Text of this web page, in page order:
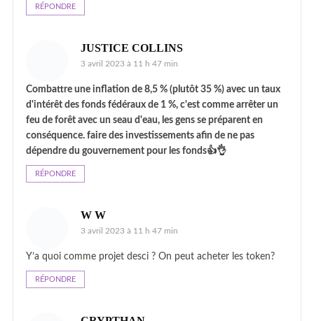
RÉPONDRE
JUSTICE COLLINS
3 avril 2023 à 11 h 47 min
Combattre une inflation de 8,5 % (plutôt 35 %) avec un taux
d'intérêt des fonds fédéraux de 1 %, c'est comme arrêter un
feu de forêt avec un seau d'eau, les gens se préparent en
conséquence. faire des investissements afin de ne pas
dépendre du gouvernement pour les fonds👍👌
RÉPONDRE
W W
3 avril 2023 à 11 h 47 min
Y’a quoi comme projet desci ? On peut acheter les token?
RÉPONDRE